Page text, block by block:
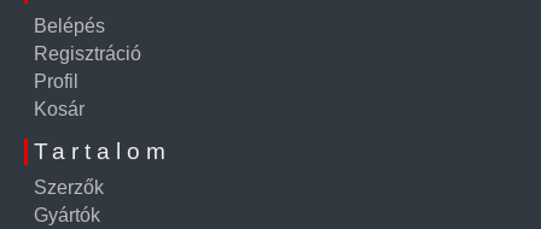
Belépés
Regisztráció
Profil
Kosár
Tartalom
Szerzők
Gyártók